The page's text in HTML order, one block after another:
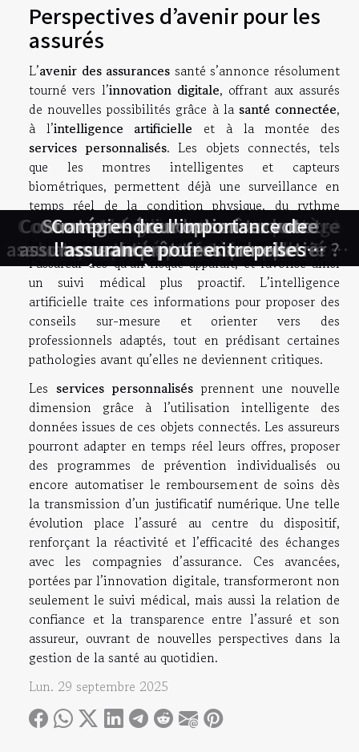
Perspectives d’avenir pour les
assurés
L’avenir des assurances santé s’annonce résolument
tourné vers l’innovation digitale, offrant aux assurés
de nouvelles possibilités grâce à la santé connectée,
à l’intelligence artificielle et à la montée des
services personnalisés. Les objets connectés, tels
que les montres intelligentes et capteurs
biométriques, permettent déjà une surveillance en
temps réel de la condition physique, du rythme
cardiaque ou du sommeil. Cette collecte de données
facilite une prévention ciblée, en alertant l’assuré ou
l’assureur dès qu’un risque apparaît, et favorise ainsi
un suivi médical plus proactif. L’intelligence
artificielle traite ces informations pour proposer des
conseils sur-mesure et orienter vers des
professionnels adaptés, tout en prédisant certaines
pathologies avant qu’elles ne deviennent critiques.
Les services personnalisés prennent une nouvelle
dimension grâce à l’utilisation intelligente des
données issues de ces objets connectés. Les assureurs
pourront adapter en temps réel leurs offres, proposer
des programmes de prévention individualisés ou
encore automatiser le remboursement de soins dès
la transmission d’un justificatif numérique. Une telle
évolution place l’assuré au centre du dispositif,
renforçant la réactivité et l’efficacité des échanges
avec les compagnies d’assurance. Ces avancées,
portées par l’innovation digitale, transformeront non
seulement le suivi médical, mais aussi la relation de
confiance et la transparence entre l’assuré et son
assureur, ouvrant de nouvelles perspectives dans la
gestion de la santé au quotidien.
Lun. 29 septembre 2025
Comment choisir la meilleure
assurance prêt santé selon votre profil
?
Comment choisir entre assurance et
banque pour votre 3ème pilier ?
Comment la cyberassurance protège
votre activité professionnelle ?
Comment réduire les coûts de votre
assurance santé en tant qu'expatrié en
France
Comment économiser sur votre
assurance de prêt avec un courtier ?
Stratégies pour optimiser votre
assurance professionnelle
Comprendre l'importance de
l'assurance pour entreprises
étrangères en Europe